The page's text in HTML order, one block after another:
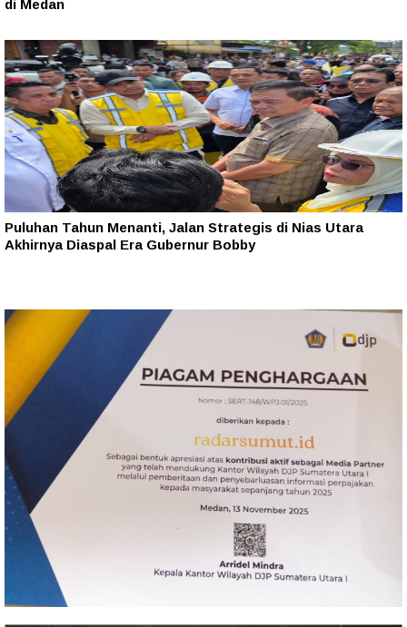
di Medan
Puluhan Tahun Menanti, Jalan Strategis di Nias Utara
Akhirnya Diaspal Era Gubernur Bobby